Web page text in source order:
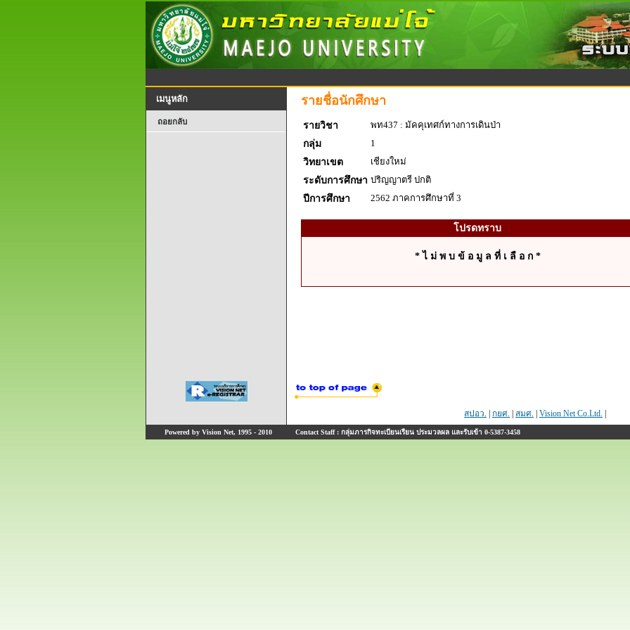
เมนูหลัก
ถอยกลับ
รายชื่อนักศึกษา
รายวิชา
พท437 : มัคคุเทศก์ทางการเดินป่า
กลุ่ม
1
วิทยาเขต
เชียงใหม่
ระดับการศึกษา ปริญญาตรี ปกติ
ปีการศึกษา
2562 ภาคการศึกษาที่ 3
โปรดทราบ
* ไ ม่ พ บ ข้ อ มู ล ที่ เ ลื อ ก *
สปอว. กยศ. สมศ. Vision Net Co.Ltd.
Powered by Vision Net, 1995 - 2010 Contact Staff : กลุ่มภารกิจทะเบียนเรียน ประมวลผล และรับเข้า 0-5387-3458